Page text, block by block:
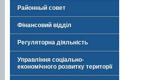
Районный совет
Фінансовий відділ
Регуляторна діяльність
Управління соціально-
економічного розвитку території